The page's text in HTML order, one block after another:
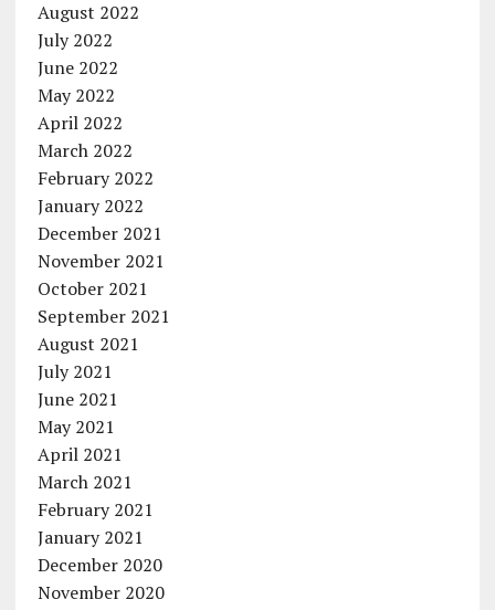
August 2022
July 2022
June 2022
May 2022
April 2022
March 2022
February 2022
January 2022
December 2021
November 2021
October 2021
September 2021
August 2021
July 2021
June 2021
May 2021
April 2021
March 2021
February 2021
January 2021
December 2020
November 2020